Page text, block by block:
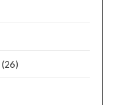
(26)